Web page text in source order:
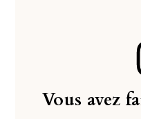
Vous avez